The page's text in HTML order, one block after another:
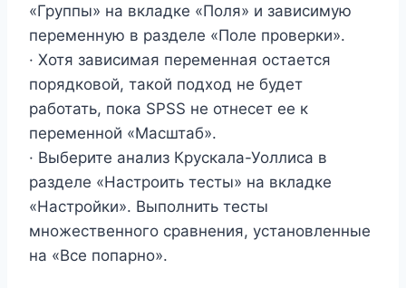
«Группы» на вкладке «Поля» и зависимую
переменную в разделе «Поле проверки».
· Хотя зависимая переменная остается
порядковой, такой подход не будет
работать, пока SPSS не отнесет ее к
переменной «Масштаб».
· Выберите анализ Крускала-Уоллиса в
разделе «Настроить тесты» на вкладке
«Настройки». Выполнить тесты
множественного сравнения, установленные
на «Все попарно».